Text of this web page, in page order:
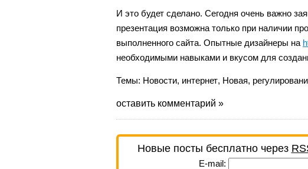
И это будет сделано. Сегодня очень важно
презентация возможна только при наличии
выполненного сайта. Опытные дизайнеры на
необходимыми навыками и вкусом для
Темы: Новости, интернет, Новая,
оставить комментарий »
Новые посты бесплатно через
E-mail: